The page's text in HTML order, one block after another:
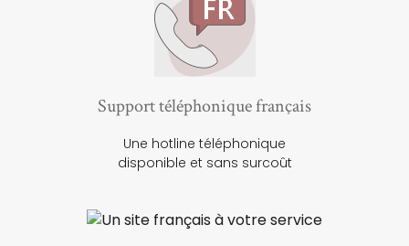
Support téléphonique français
Une hotline téléphonique
disponible et sans surcoût